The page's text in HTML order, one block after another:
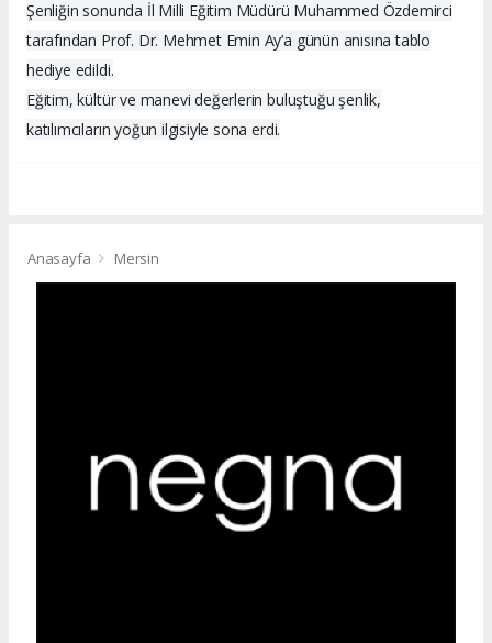
Şenliğin sonunda İl Milli Eğitim Müdürü Muhammed Özdemirci
tarafından Prof. Dr. Mehmet Emin Ay’a günün anısına tablo
hediye edildi.
Eğitim, kültür ve manevi değerlerin buluştuğu şenlik,
katılımcıların yoğun ilgisiyle sona erdi.
Anasayfa Mersin